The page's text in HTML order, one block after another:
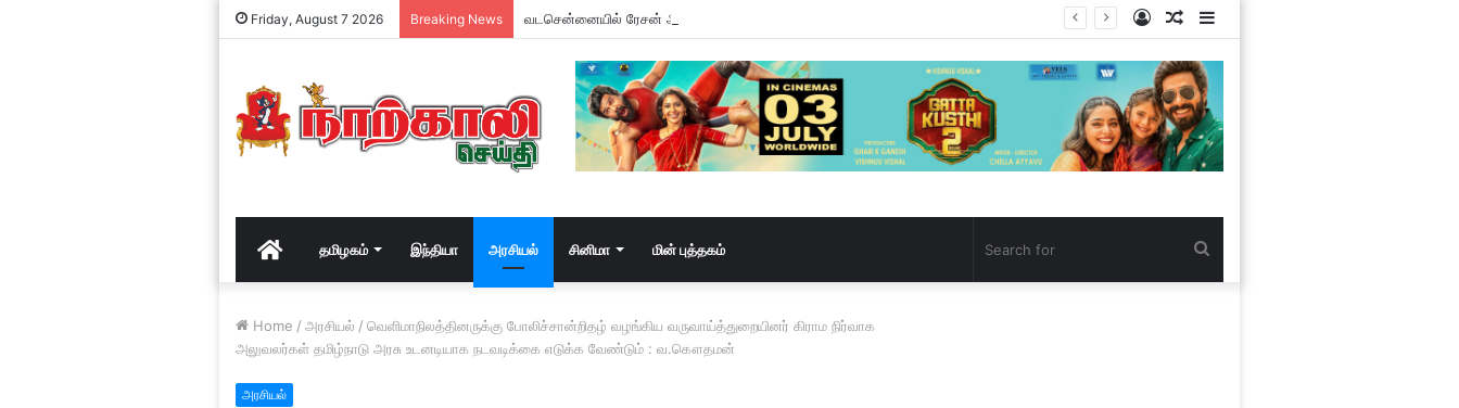
Friday, August 7 2026 Breaking News வடசென்னையில் ரேசன் அரிசி கடத்தல் கும்பல் கைதும், பின்னணியும் ! Sidebar
Random
Article
Log
In
Homeதமிழகம் இந்தியா அரசியல் சினிமா மின் புத்தகம்
Home / அரசியல் / வெளிமாநிலத்தினருக்கு போலிச்சான்றிதழ் வழங்கிய வருவாய்த்துறையினர் கிராம நிர்வாக
அலுவலர்கள் தமிழ்நாடு அரசு உடனடியாக நடவடிக்கை எடுக்க வேண்டும் : வ.கௌதமன்
அரசியல்